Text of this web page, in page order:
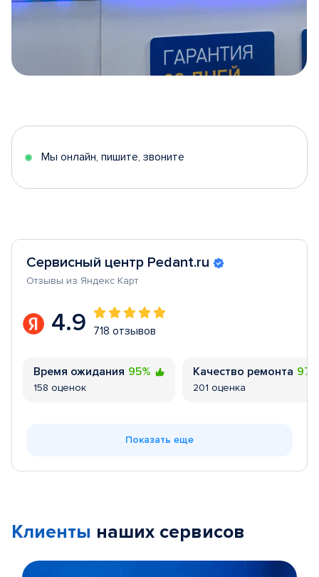
5
Мы онлайн, пишите, звоните
Сервисный центр Pedant.ru
Отзывы из Яндекс Карт
4.9 718 отзывов
Время ожидания 95%
158 оценок
Качество ремонта
201 оценка
Показать еще
Клиенты наших сервисов